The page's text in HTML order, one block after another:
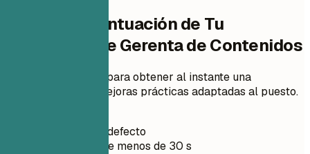
Verifica la Puntuación de Tu
Currículum de Gerenta de Contenidos
Sube tu currículum para obtener al instante una
puntuación ATS y mejoras prácticas adaptadas al puesto.
Privado por defecto
Normalmente menos de 30 s